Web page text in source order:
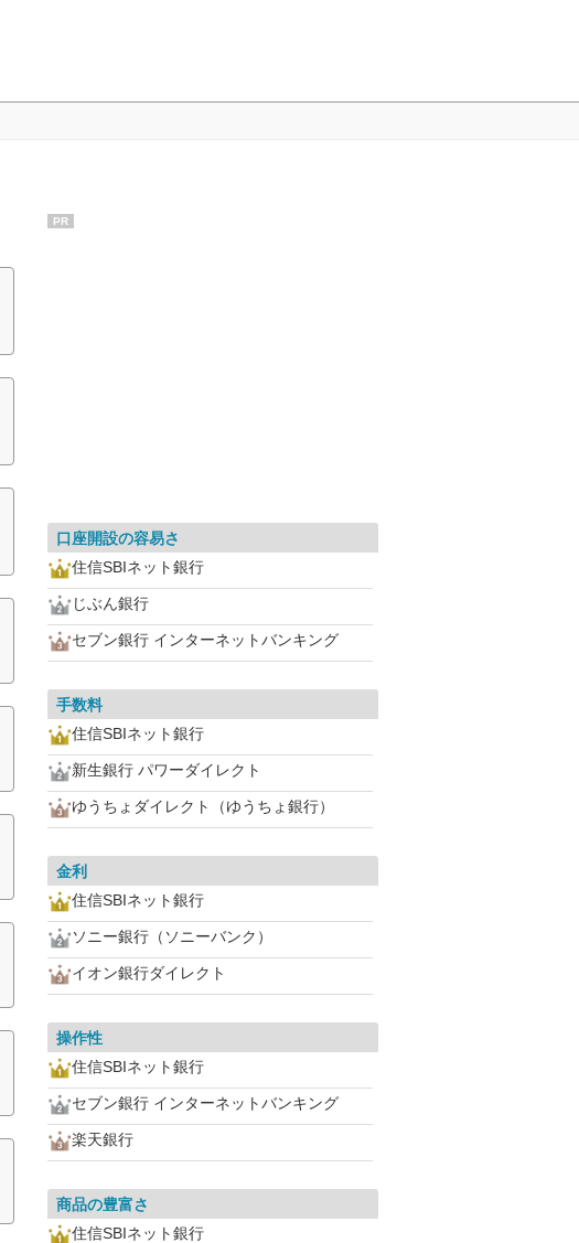
PR
口座開設の容易さ
住信SBIネット銀行
じぶん銀行
セブン銀行 インターネットバンキング
手数料
住信SBIネット銀行
新生銀行 パワーダイレクト
ゆうちょダイレクト（ゆうちょ銀行）
金利
住信SBIネット銀行
ソニー銀行（ソニーバンク）
イオン銀行ダイレクト
操作性
住信SBIネット銀行
セブン銀行 インターネットバンキング
楽天銀行
商品の豊富さ
住信SBIネット銀行